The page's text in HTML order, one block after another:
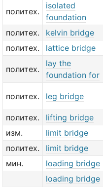
политех.
isolated
foundation
политех. kelvin bridge
политех.
lattice bridge
политех.
lay the
foundation for
политех. leg bridge
политех.
lifting bridge
изм.
limit bridge
политех.
limit bridge
мин.
loading bridge
loading bridge